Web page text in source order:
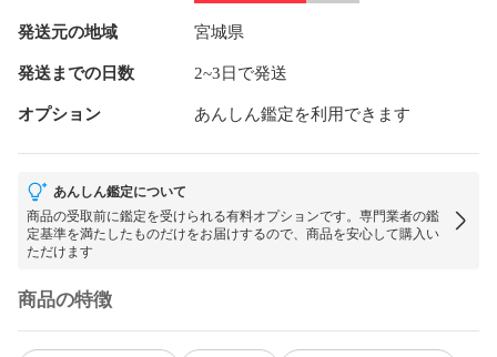
発送元の地域 宮城県
発送までの日数 2~3日で発送
オプション あんしん鑑定を利用できます
あんしん鑑定について
商品の受取前に鑑定を受けられる有料オプションです。専門業者の鑑
定基準を満たしたものだけをお届けするので、商品を安心して購入い
ただけます
商品の特徴